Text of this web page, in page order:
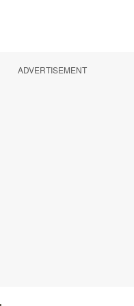
ADVERTISEMENT